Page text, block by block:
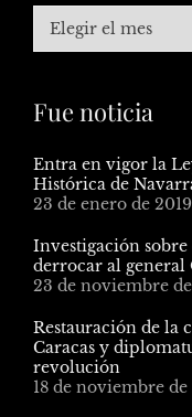
Fue noticia
Entra en vigor la
Histórica de
23 de enero de 2019
Investigación
derrocar al general
23 de noviembre
Restauración de la
Caracas y
revolución
18 de noviembre de